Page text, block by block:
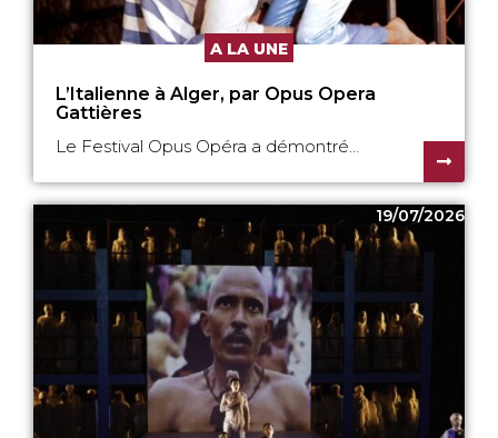
A LA UNE
L’Italienne à Alger, par Opus Opera
Gattières
Le Festival Opus Opéra a démontré...
19/07/2026